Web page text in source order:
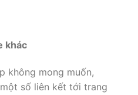
khác
không mong muốn,
số liên kết tới trang